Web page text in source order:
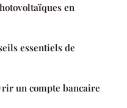
en
essentiels de
un compte bancaire